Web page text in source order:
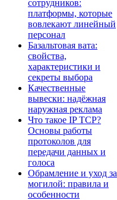
сотрудников:
платформы, которые
вовлекают линейный
персонал
Базальтовая вата:
свойства,
характеристики и
секреты выбора
Качественные
вывески: надёжная
наружная реклама
Что такое IP TCP?
Основы работы
протоколов для
передачи данных и
голоса
Обрамление и уход за
могилой: правила и
особенности